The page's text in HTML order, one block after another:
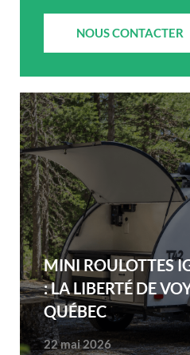
NOUS CONTACTER
MINI ROULOTTES
: LA LIBERTÉ DE
QUÉBEC
22 mai 2026